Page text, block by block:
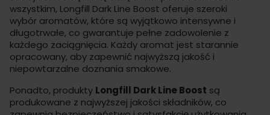
wszystkim, Longfill Dark Line Boost oferuje szeroki
wybór aromatów, które są wyjątkowo intensywne i
długotrwałe, co gwarantuje pełne zadowolenie z
każdego zaciągnięcia. Każdy aromat jest starannie
opracowany, aby zapewnić najwyższą jakość i
niepowtarzalne doznania smakowe.
Ponadto, produkty Longfill Dark Line Boost są
produkowane z najwyższej jakości składników, co